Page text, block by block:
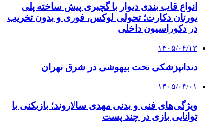
انواع قاب بندی دیوار با گچبری پیش ساخته پلی
یورتان دکارت؛ تحولی لوکس، فوری و بدون تخریب
در دکوراسیون داخلی
۱۴۰۵/۰۴/۱۳
دندانپزشکی تحت بیهوشی در شرق تهران
۱۴۰۵/۰۴/۰۱
ویژگی‌های فنی و بدنی مهدی سالاروند؛ بازیکنی با
توانایی بازی در چند پست